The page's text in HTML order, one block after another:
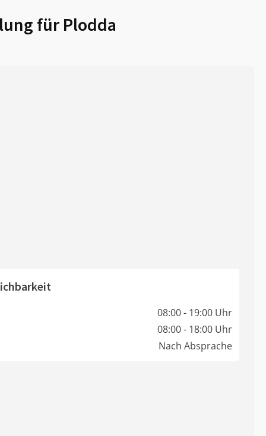
für Plodda
08:00 - 19:00 Uhr
08:00 - 18:00 Uhr
Nach Absprache